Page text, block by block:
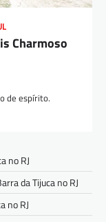
Charmoso
de espírito.
no RJ
da Tijuca no RJ
no RJ